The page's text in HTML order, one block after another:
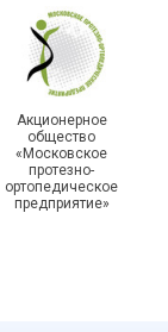
Акционерное
общество
«Московское
протезно-
ортопедическое
предприятие»